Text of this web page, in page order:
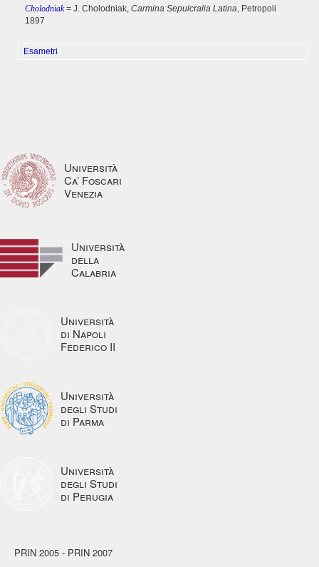
Cholodniak= J. Cholodniak, Carmina Sepulcralia Latina, Petropoli
1897
Esametri
Università
Ca’ Foscari
Venezia
Università
della
Calabria
Università
di Napoli
Federico II
Università
degli Studi
di Parma
Università
degli Studi
di Perugia
PRIN 2005 - PRIN 2007